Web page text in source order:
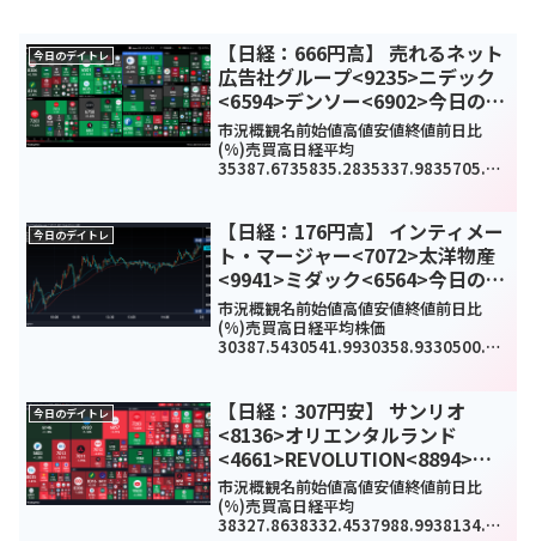
今日のデイトレ
【日経：666円高】 売れるネット
広告社グループ<9235>ニデック
<6594>デンソー<6902>今日のデ
イトレ4月25日
市況概観名前始値高値安値終値前日比
(%)売買高日経平均
35387.6735835.2835337.9835705.74
今日のデイトレ
【日経：176円高】 インティメー
ト・マージャー<7072>太洋物産
<9941>ミダック<6564>今日のデ
イトレ9月17日
市況概観名前始値高値安値終値前日比
(%)売買高日経平均株価
30387.5430541.9930358.9330500.05
今日のデイトレ
【日経：307円安】 サンリオ
<8136>オリエンタルランド
<4661>REVOLUTION<8894>今
日のデイトレ11月27日
市況概観名前始値高値安値終値前日比
(%)売買高日経平均
38327.8638332.4537988.9938134.97